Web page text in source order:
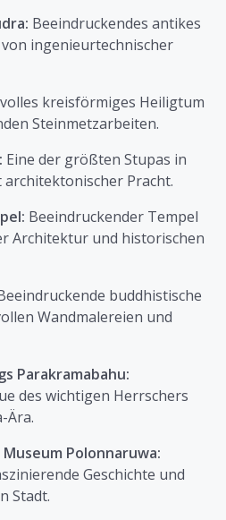
Beeindruckendes antikes
ingenieurtechnischer
kreisförmiges Heiligtum
Steinmetzarbeiten.
Eine der größten Stupas in
Pracht.
Beeindruckender Tempel
Architektur und historischen
buddhistische
Wandmalereien und
Parakramabahu:
des wichtigen Herrschers
Ära.
Polonnaruwa:
Geschichte und
Stadt.